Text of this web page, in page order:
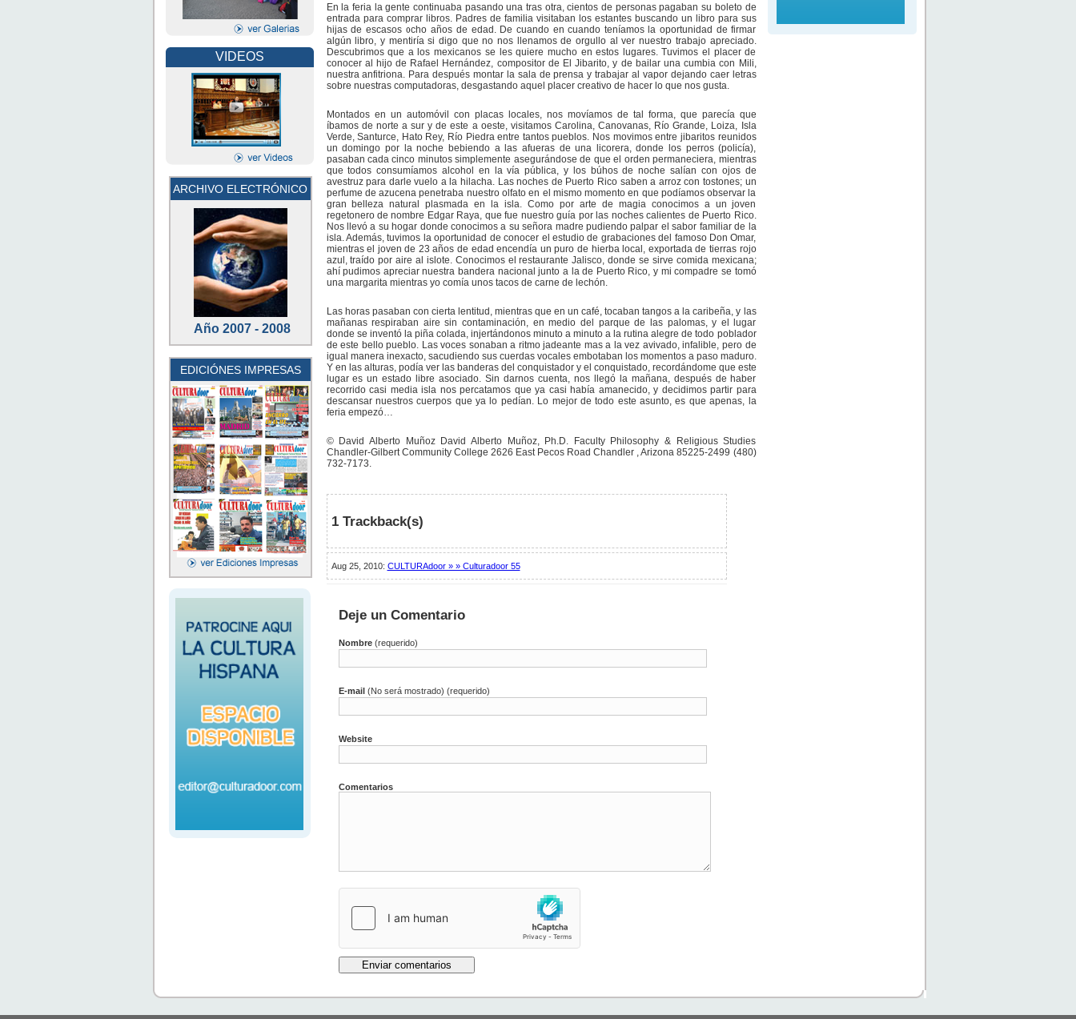
VIDEOS
ARCHIVO ELECTRÓNICO
Año 2007 - 2008
EDICIÓNES IMPRESAS
En la feria la gente continuaba pasando una tras otra, cientos de personas pagaban su boleto de
entrada para comprar libros. Padres de familia visitaban los estantes buscando un libro para sus
hijas de escasos ocho años de edad. De cuando en cuando teníamos la oportunidad de firmar
algún libro, y mentiría si digo que no nos llenamos de orgullo al ver nuestro trabajo apreciado.
Descubrimos que a los mexicanos se les quiere mucho en estos lugares. Tuvimos el placer de
conocer al hijo de Rafael Hernández, compositor de El Jibarito, y de bailar una cumbia con Mili,
nuestra anfitriona. Para después montar la sala de prensa y trabajar al vapor dejando caer letras
sobre nuestras computadoras, desgastando aquel placer creativo de hacer lo que nos gusta.
Montados en un automóvil con placas locales, nos movíamos de tal forma, que parecía que
íbamos de norte a sur y de este a oeste, visitamos Carolina, Canovanas, Río Grande, Loiza, Isla
Verde, Santurce, Hato Rey, Río Piedra entre tantos pueblos. Nos movimos entre jibaritos reunidos
un domingo por la noche bebiendo a las afueras de una licorera, donde los perros (policía),
pasaban cada cinco minutos simplemente asegurándose de que el orden permaneciera, mientras
que todos consumíamos alcohol en la vía pública, y los búhos de noche salían con ojos de
avestruz para darle vuelo a la hilacha. Las noches de Puerto Rico saben a arroz con tostones; un
perfume de azucena penetraba nuestro olfato en el mismo momento en que podíamos observar la
gran belleza natural plasmada en la isla. Como por arte de magia conocimos a un joven
regetonero de nombre Edgar Raya, que fue nuestro guía por las noches calientes de Puerto Rico.
Nos llevó a su hogar donde conocimos a su señora madre pudiendo palpar el sabor familiar de la
isla. Además, tuvimos la oportunidad de conocer el estudio de grabaciones del famoso Don Omar,
mientras el joven de 23 años de edad encendía un puro de hierba local, exportada de tierras rojo
azul, traído por aire al islote. Conocimos el restaurante Jalisco, donde se sirve comida mexicana;
ahí pudimos apreciar nuestra bandera nacional junto a la de Puerto Rico, y mi compadre se tomó
una margarita mientras yo comía unos tacos de carne de lechón.
Las horas pasaban con cierta lentitud, mientras que en un café, tocaban tangos a la caribeña, y las
mañanas respiraban aire sin contaminación, en medio del parque de las palomas, y el lugar
donde se inventó la piña colada, injertándonos minuto a minuto a la rutina alegre de todo poblador
de este bello pueblo. Las voces sonaban a ritmo jadeante mas a la vez avivado, infalible, pero de
igual manera inexacto, sacudiendo sus cuerdas vocales embotaban los momentos a paso maduro.
Y en las alturas, podía ver las banderas del conquistador y el conquistado, recordándome que este
lugar es un estado libre asociado. Sin darnos cuenta, nos llegó la mañana, después de haber
recorrido casi media isla nos percatamos que ya casi había amanecido, y decidimos partir para
descansar nuestros cuerpos que ya lo pedían. Lo mejor de todo este asunto, es que apenas, la
feria empezó…
© David Alberto Muñoz David Alberto Muñoz, Ph.D. Faculty Philosophy & Religious Studies
Chandler-Gilbert Community College 2626 East Pecos Road Chandler , Arizona 85225-2499 (480)
732-7173.
1 Trackback(s)
Aug 25, 2010: CULTURAdoor » » Culturadoor 55
Deje un Comentario
Nombre(requerido)
E-mail(No será mostrado) (requerido)
Website
Comentarios